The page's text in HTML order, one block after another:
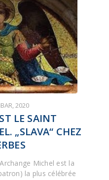
2020
LE SAINT
„SLAVA“ CHEZ
Michel est la
la plus célébrée